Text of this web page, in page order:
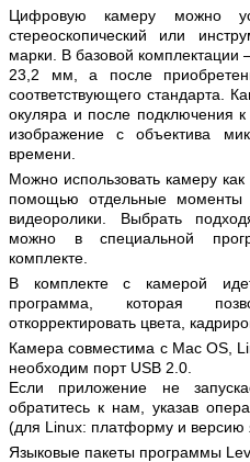
Цифровую камеру можно
стереоскопический или
марки. В базовой комплектации
23,2 мм, а после
соответствующего стандарта.
окуляра и после подключения
изображение с объектива
времени.
Можно использовать камеру
помощью отдельные моменты
видеоролики. Выбрать
можно в специальной
комплекте.
В комплекте с камерой
программа, которая
откорректировать цвета,
Камера совместима с Mac OS,
необходим порт USB 2.0.
Если приложение не
обратитесь к нам, указав
(для Linux: платформу и версию
Языковые пакеты программы